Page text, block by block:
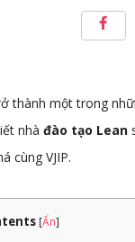
thành một trong
nhà đào tạo Lean
cùng VJIP.
[Ẩn]